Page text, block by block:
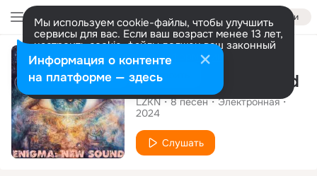
Войти
Мы используем cookie-файлы, чтобы улучшить
сервисы для вас. Если ваш возраст менее 13 лет,
настроить cookie-файлы должен ваш законный
представитель. Больше информации
Разрешить все Настроить
Альбом
Enigma: New Sound
LZKN 8песен
Электронная
2024
Слушать
Информация о контенте
на платформе — здесь